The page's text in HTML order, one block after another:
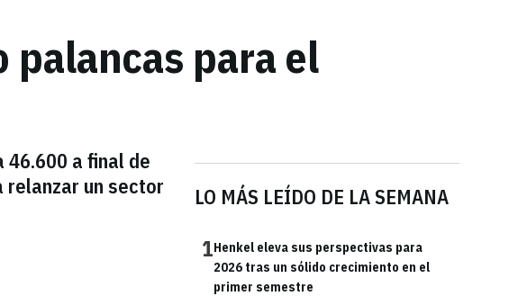
palancas para el
a final de
relanzar un sector
LO MÁS LEÍDO DE LA SEMANA
1Henkel eleva sus perspectivas para
2026 tras un sólido crecimiento en el
primer semestre